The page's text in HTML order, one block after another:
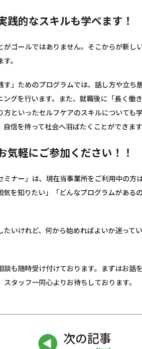
践的なスキルも学べます！
ゴールではありません。そこからが新
。
」ためのプログラムでは、話し方や立
グを行います。また、就職後に「長く
方といったセルフケアのスキルについて
信を持って社会へ羽ばたくことができます
気軽にご参加ください！！
ミナー」は、現在当事業所をご利用中の
気を知りたい」「どんなプログラムがあ
たいけれど、何から始めればよいか迷っ
も随時受け付けております。まずはお話
タッフ一同心よりお待ちしております。
次の記事